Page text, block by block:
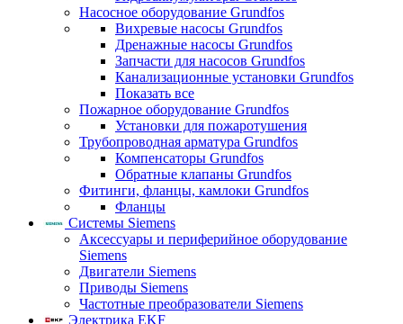
Насосное оборудование Grundfos
Вихревые насосы Grundfos
Дренажные насосы Grundfos
Запчасти для насосов Grundfos
Канализационные установки Grundfos
Показать все
Пожарное оборудование Grundfos
Установки для пожаротушения
Трубопроводная арматура Grundfos
Компенсаторы Grundfos
Обратные клапаны Grundfos
Фитинги, фланцы, камлоки Grundfos
Фланцы
Системы Siemens
Аксессуары и периферийное оборудование
Siemens
Двигатели Siemens
Приводы Siemens
Частотные преобразователи Siemens
Электрика EKF